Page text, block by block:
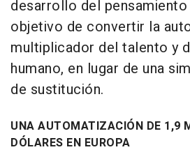
desarrollo del
objetivo de convertir la
multiplicador del talento y
humano, en lugar de una
de sustitución.
UNA AUTOMATIZACIÓN DE 1,9
DÓLARES EN EUROPA